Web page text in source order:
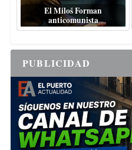
El Miloš Forman
anticomunista
PUBLICIDAD